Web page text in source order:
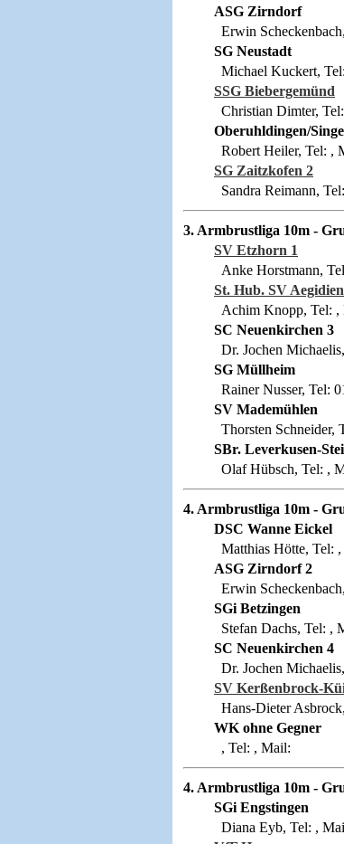
ASG Zirndorf
Erwin
SG Neustadt
Michael Kuckert,
SSG Biebergemünd
Christian Dimter,
Oberuhldingen/
Robert Heiler, Tel: ,
SG Zaitzkofen 2
Sandra Reimann,
3. Armbrustliga 10m -
SV Etzhorn 1
Anke Horstmann,
St. Hub. SV
Achim Knopp, Tel: ,
SC Neuenkirchen 3
Dr. Jochen
SG Müllheim
Rainer Nusser, Tel:
SV Mademühlen
Thorsten
SBr. Leverkusen-
Olaf Hübsch, Tel: ,
4. Armbrustliga 10m -
DSC Wanne Eickel
Matthias Hötte, Tel:
ASG Zirndorf 2
Erwin
SGi Betzingen
Stefan Dachs, Tel: ,
SC Neuenkirchen 4
Dr. Jochen
SV Kerßenbrock-
Hans-Dieter
WK ohne Gegner
, Tel: , Mail:
4. Armbrustliga 10m -
SGi Engstingen
Diana Eyb, Tel: ,